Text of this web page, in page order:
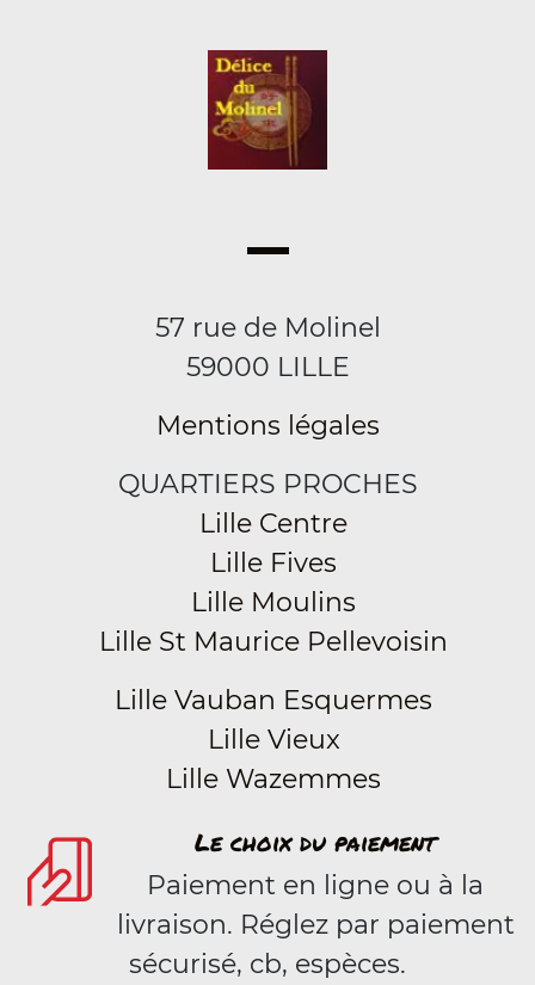
57 rue de Molinel
59000 LILLE
Mentions légales
QUARTIERS PROCHES
Lille Centre
Lille Fives
Lille Moulins
Lille St Maurice Pellevoisin
Lille Vauban Esquermes
Lille Vieux
Lille Wazemmes
Le choix du paiement
Paiement en ligne ou à la
livraison. Réglez par paiement
sécurisé, cb, espèces.